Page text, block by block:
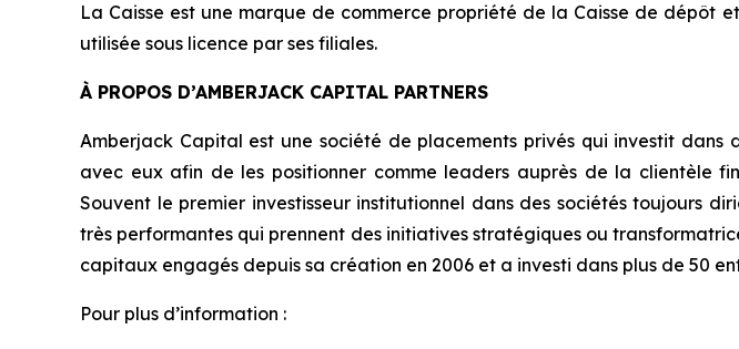
La Caisse est une marque de commerce propriété de la Caisse de dépôt
utilisée sous licence par ses filiales.
À PROPOS D’AMBERJACK CAPITAL PARTNERS
Amberjack Capital est une société de placements privés qui investit
avec eux afin de les positionner comme leaders auprès de la clientèle
Souvent le premier investisseur institutionnel dans des sociétés toujours
très performantes qui prennent des initiatives stratégiques ou
capitaux engagés depuis sa création en 2006 et a investi dans plus de 50
Pour plus d’information :